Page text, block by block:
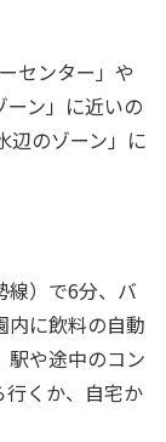
センター」や
ン」に近いの
辺のゾーン」に
線）で6分、バ
内に飲料の自動
駅や途中のコン
行くか、自宅か